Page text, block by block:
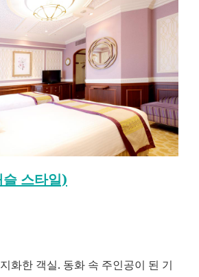
스타일)
화한 객실. 동화 속 주인공이 된 기